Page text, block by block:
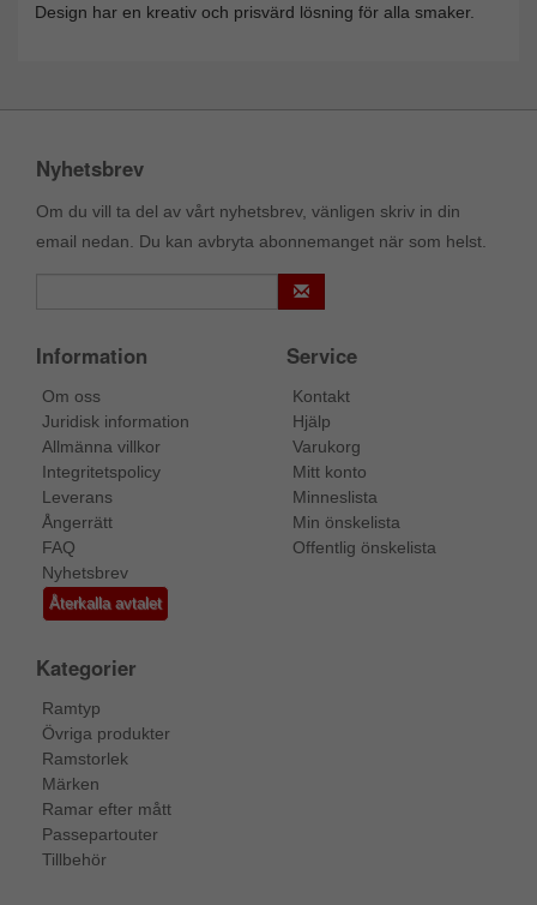
Design har en kreativ och prisvärd lösning för alla smaker.
Nyhetsbrev
Om du vill ta del av vårt nyhetsbrev, vänligen skriv in din
email nedan. Du kan avbryta abonnemanget när som helst.
Information
Om oss
Juridisk information
Allmänna villkor
Integritetspolicy
Leverans
Ångerrätt
FAQ
Nyhetsbrev
Återkalla avtalet
Service
Kontakt
Hjälp
Varukorg
Mitt konto
Minneslista
Min önskelista
Offentlig önskelista
Kategorier
Ramtyp
Övriga produkter
Ramstorlek
Märken
Ramar efter mått
Passepartouter
Tillbehör